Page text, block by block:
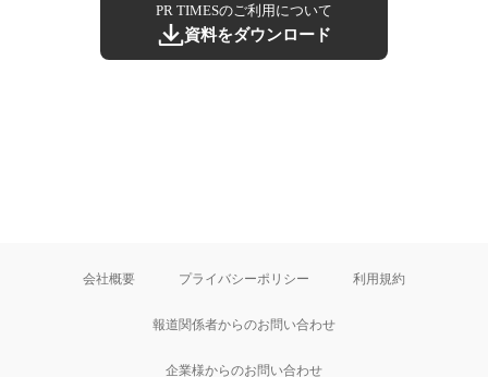
PR TIMESのご利用について
資料をダウンロード
会社概要 プライバシーポリシー 利用規約
報道関係者からのお問い合わせ
企業様からのお問い合わせ